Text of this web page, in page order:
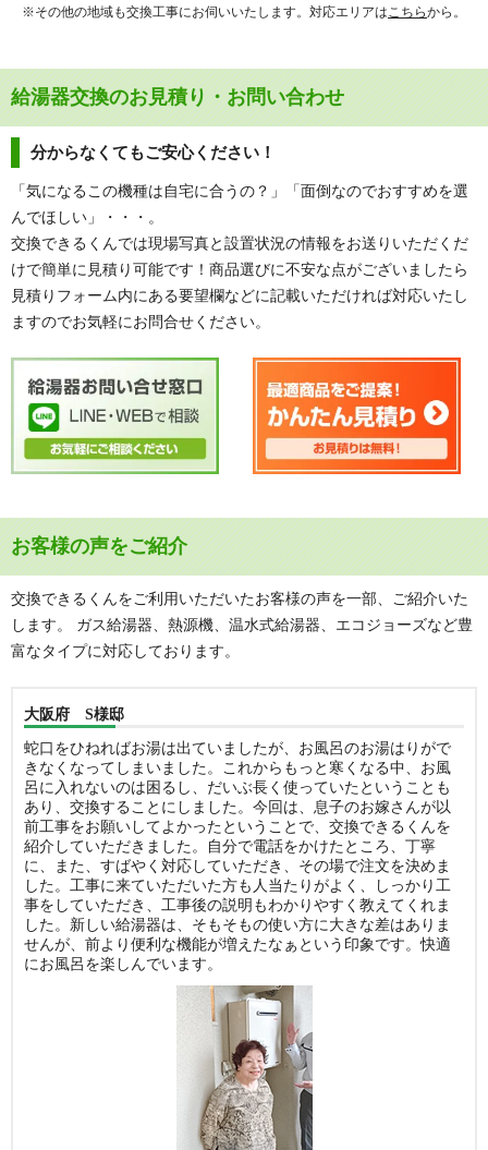
※その他の地域も交換工事にお伺いいたします。対応エリアはこちらから。
給湯器交換のお見積り・お問い合わせ
分からなくてもご安心ください！
「気になるこの機種は自宅に合うの？」「面倒なのでおすすめを選
んでほしい」・・・。
交換できるくんでは現場写真と設置状況の情報をお送りいただくだ
けで簡単に見積り可能です！商品選びに不安な点がございましたら
見積りフォーム内にある要望欄などに記載いただければ対応いたし
ますのでお気軽にお問合せください。
お客様の声をご紹介
交換できるくんをご利用いただいたお客様の声を一部、ご紹介いた
します。 ガス給湯器、熱源機、温水式給湯器、エコジョーズなど豊
富なタイプに対応しております。
大阪府 S様邸
蛇口をひねればお湯は出ていましたが、お風呂のお湯はりがで
きなくなってしまいました。これからもっと寒くなる中、お風
呂に入れないのは困るし、だいぶ長く使っていたということも
あり、交換することにしました。今回は、息子のお嫁さんが以
前工事をお願いしてよかったということで、交換できるくんを
紹介していただきました。自分で電話をかけたところ、丁寧
に、また、すばやく対応していただき、その場で注文を決めま
した。工事に来ていただいた方も人当たりがよく、しっかり工
事をしていただき、工事後の説明もわかりやすく教えてくれま
した。新しい給湯器は、そもそもの使い方に大きな差はありま
せんが、前より便利な機能が増えたなぁという印象です。快適
にお風呂を楽しんでいます。